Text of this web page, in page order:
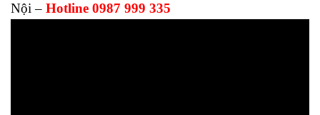
Nội – Hotline 0987 999 335